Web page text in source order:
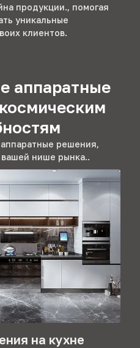
продукции., помогая
уникальные
клиентов.
аппаратные
решения,
нише рынка..
на кухне